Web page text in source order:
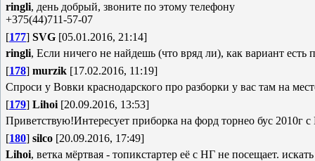
ringli, день добрый, звоните по этому телефону
+375(44)711-57-07
[177] SVG [05.01.2016, 21:14]
ringli, Если ничего не найдешь (что вряд ли), как вариант есть
[178] murzik [17.02.2016, 11:19]
Спроси у Вовки краснодарского про разборки у вас там на
[179] Lihoi [20.09.2016, 13:53]
Приветствую!Интересует приборка на форд торнео бус 2010г
[180] silco [20.09.2016, 17:49]
Lihoi, ветка мёртвая - топикстартер её с НГ не посещает.